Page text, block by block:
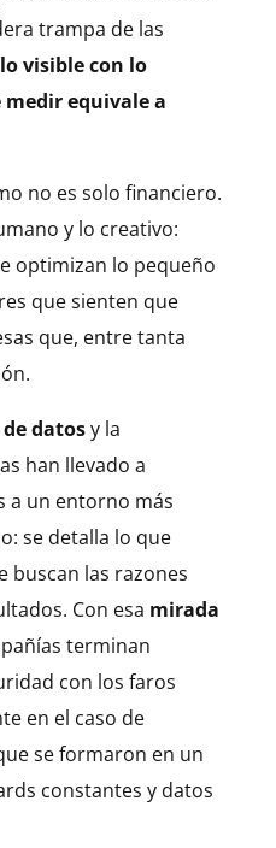
trampa de las
visible con lo
equivale a
no es solo financiero.
y lo creativo:
optimizan lo pequeño
que sienten que
que, entre tanta
datosy la
han llevado a
a un entorno más
se detalla lo que
buscan las razones
Con esa mirada
terminan
con los faros
en el caso de
se formaron en un
constantes y datos